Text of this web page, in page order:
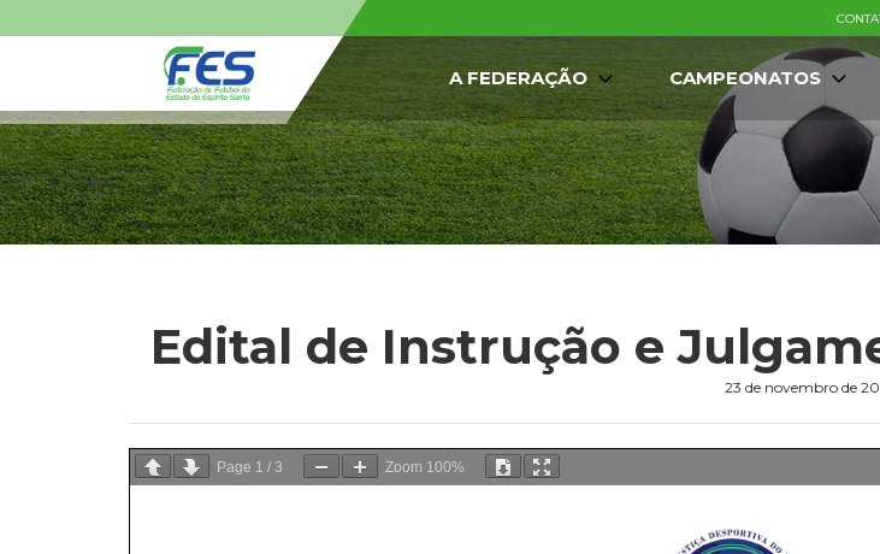
A FEDERAÇÃO CAMPEONATOS
Edital de Instrução e
23 de novembro de
Page 1 / 3 Zoom 100%